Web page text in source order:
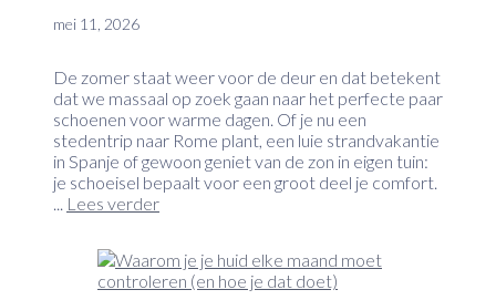
mei 11, 2026
De zomer staat weer voor de deur en dat betekent
dat we massaal op zoek gaan naar het perfecte paar
schoenen voor warme dagen. Of je nu een
stedentrip naar Rome plant, een luie strandvakantie
in Spanje of gewoon geniet van de zon in eigen tuin:
je schoeisel bepaalt voor een groot deel je comfort.
Lees verder